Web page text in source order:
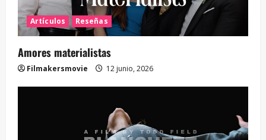
Artículos Reseñas
Amores materialistas
Filmakersmovie 12 junio, 2026